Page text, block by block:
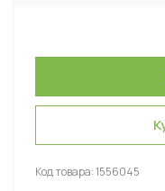
Код товара:1556045